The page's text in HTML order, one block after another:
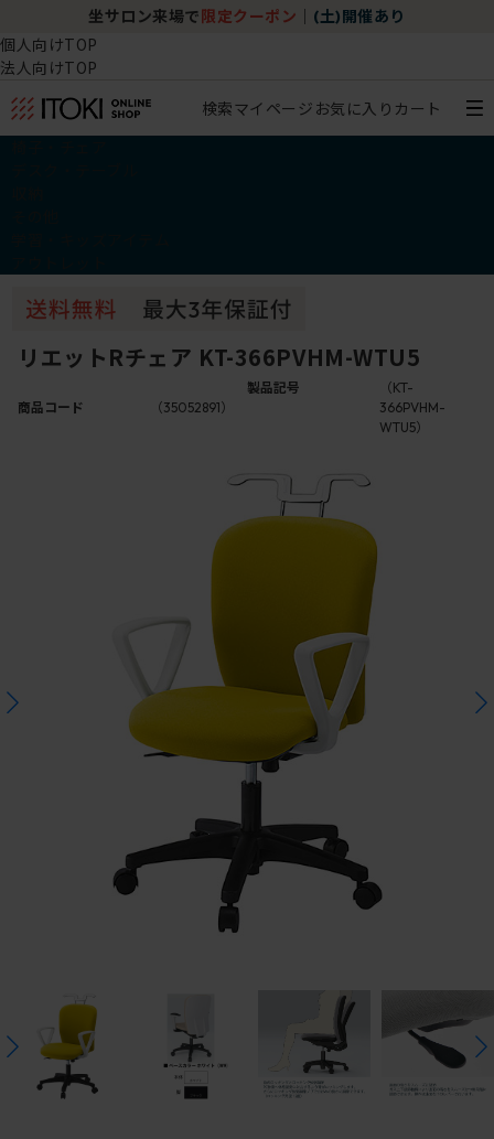
坐サロン来場で 限定クーポン (土)開催あり
個人向けTOP
法人向けTOP
検索マイページ お気に入り カート
リエットRチェア KT-366PVHM-WTU5
商品コード （35052891）
製品記号
（KT-
366PVHM-
WTU5）